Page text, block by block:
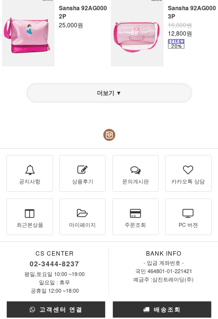
Sansha 92AG000
2P
25,000원
Sansha 92AG000
3P
16,000원
12,800원
더보기 ▼
공지사항 상품후기 문의게시판 카카오톡 상담
최근본상품 마이페이지 주문조회 PC 버젼
CS CENTER
02-3444-8237
평일,토요일 10:00 ~19:00
일요일 : 휴무
공휴일 12:00 ~18:00
BANK INFO
- 입금 계좌번호 -
국민 464801-01-221421
예금주 :삼진트레이딩(주)
고객센터 연결 배송조회